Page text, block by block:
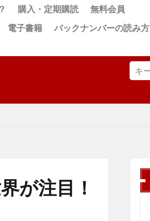
購入・定期購読
無料会員
電子書籍
バックナンバーの読み方
が注目！
検索